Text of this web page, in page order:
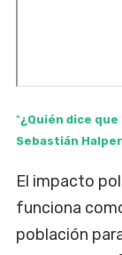
"¿Quién dice
Sebastián
El impacto
funciona
población